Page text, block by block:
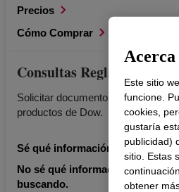
Precios
Cómo Comprar
Consultas Reglamentarias
Solicitar documentos reguladores
productos de Dow.
Sé qué información
No sé qué información
buscando.
Acerca
Este sitio
funcione.
cookies,
gustaría
publicidad)
sitio. Estas
obtener